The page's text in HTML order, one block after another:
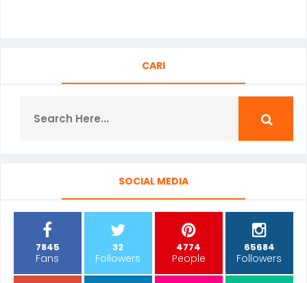
CARI
SOCIAL MEDIA
7845
Fans
32
Followers
4774
People
65684
Followers